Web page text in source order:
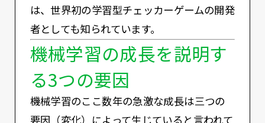
は、世界初の学習型チェッカーゲームの開発
者としても知られています。
機械学習の成長を説明す
る3つの要因
機械学習のここ数年の急激な成長は三つの